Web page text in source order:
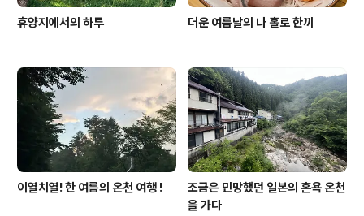
휴양지에서의 하루 더운 여름날의 나 홀로 한끼
이열치열! 한 여름의 온천 여행 !
조금은 민망했던 일본의 혼욕 온천
을 가다